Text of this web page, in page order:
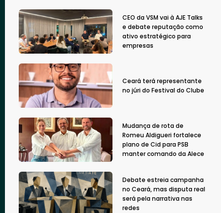
CEO da VSM vai à AJE Talks
e debate reputação como
ativo estratégico para
empresas
Ceará terá representante
no júri do Festival do Clube
Mudança de rota de
Romeu Aldigueri fortalece
plano de Cid para PSB
manter comando da Alece
Debate estreia campanha
no Ceará, mas disputa real
será pela narrativa nas
redes